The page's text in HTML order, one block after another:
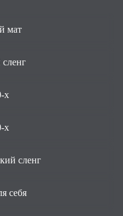
мат
х
х
сленг
себя